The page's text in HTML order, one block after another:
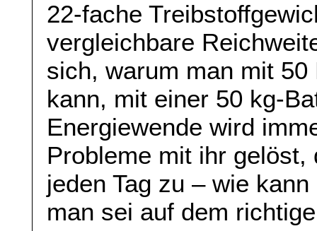
22-fache
vergleichbare
sich, warum man mit
kann, mit einer 50 kg-
Energiewende wird
Probleme mit ihr
jeden Tag zu – wie
man sei auf dem